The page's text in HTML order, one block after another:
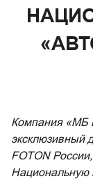
Компания «МБ
эксклюзивный
FOTON
Национальную